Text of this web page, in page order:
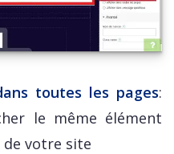
toutes les pages:
le même élément
votre site